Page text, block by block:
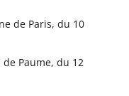
de Paris, du 10
de Paume, du 12